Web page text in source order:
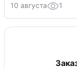
10 августа 1